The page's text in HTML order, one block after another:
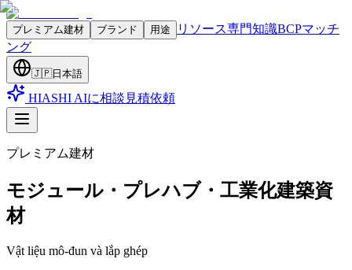
プレミアム建材 ブランド 用途 リソース専門知識BCPマッチ
ング
🇯🇵日本語
HIASHI AIに相談 見積依頼
プレミアム建材
モジュール・プレハブ・工業化建築資
材
Vật liệu mô-đun và lắp ghép